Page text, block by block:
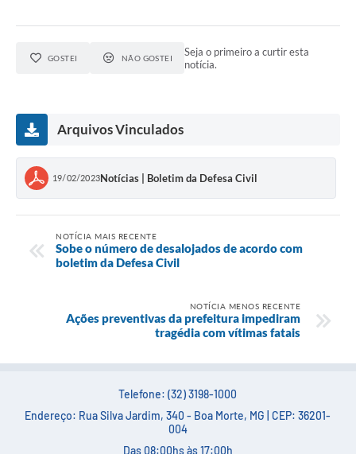
GOSTEI NÃO GOSTEI
Seja o primeiro a curtir esta
notícia.
Arquivos Vinculados
19/02/2023Notícias | Boletim da Defesa Civil
NOTÍCIA MAIS RECENTE
Sobe o número de desalojados de acordo com
boletim da Defesa Civil
NOTÍCIA MENOS RECENTE
Ações preventivas da prefeitura impediram
tragédia com vítimas fatais
Telefone: (32) 3198-1000
Endereço: Rua Silva Jardim, 340 - Boa Morte, MG | CEP: 36201-
004
Das 08:00hs às 17:00h